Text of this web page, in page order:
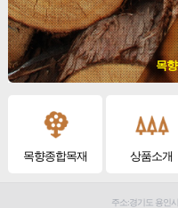
목
목향종합목재 상품소개
주소:경기도 용인